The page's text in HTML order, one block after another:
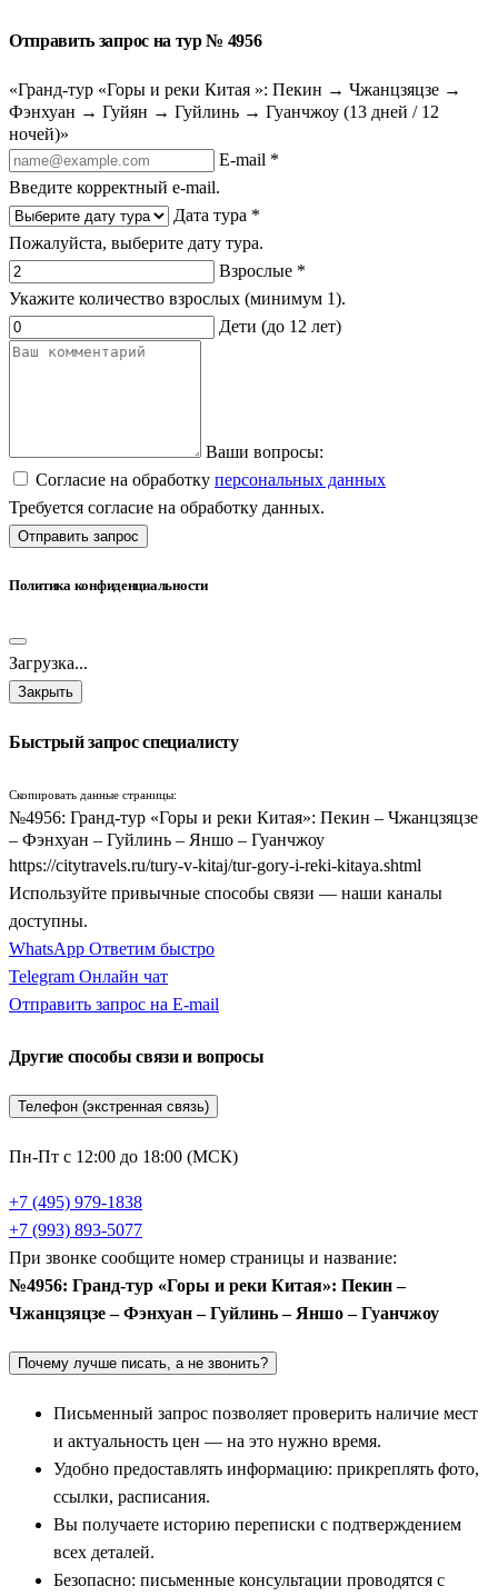
Отправить запрос на тур № 4956
«Гранд-тур «Горы и реки Китая »: Пекин → Чжанцзяцзе →
Фэнхуан → Гуйян → Гуйлинь → Гуанчжоу (13 дней / 12
ночей)»
E-mail *
Введите корректный e-mail.
Дата тура *
Пожалуйста, выберите дату тура.
Взрослые *
Укажите количество взрослых (минимум 1).
Дети (до 12 лет)
Ваши вопросы:
Согласие на обработку персональных данных
Требуется согласие на обработку данных.
Отправить запрос
Политика конфиденциальности
Загрузка...
Закрыть
Быстрый запрос специалисту
Скопировать данные страницы:
№4956: Гранд-тур «Горы и реки Китая»: Пекин – Чжанцзяцзе
– Фэнхуан – Гуйлинь – Яншо – Гуанчжоу
https://citytravels.ru/tury-v-kitaj/tur-gory-i-reki-kitaya.shtml
Используйте привычные способы связи — наши каналы
доступны.
WhatsApp Ответим быстро
Telegram Онлайн чат
Отправить запрос на E-mail
Другие способы связи и вопросы
Телефон (экстренная связь)
Пн-Пт с 12:00 до 18:00 (МСК)
+7 (495) 979-1838
+7 (993) 893-5077
При звонке сообщите номер страницы и название:
№4956: Гранд-тур «Горы и реки Китая»: Пекин –
Чжанцзяцзе – Фэнхуан – Гуйлинь – Яншо – Гуанчжоу
Почему лучше писать, а не звонить?
Письменный запрос позволяет проверить наличие мест
и актуальность цен — на это нужно время.
Удобно предоставлять информацию: прикреплять фото,
ссылки, расписания.
Вы получаете историю переписки с подтверждением
всех деталей.
Безопасно: письменные консультации проводятся с